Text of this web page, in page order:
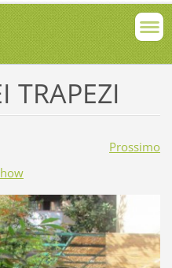
TRAPEZI
Prossimo